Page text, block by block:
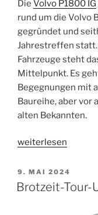
Die Volvo P1800 IG
rund um die Volvo
gegründet und
Jahrestreffen
Fahrzeuge steht
Mittelpunkt. Es
Begegnungen mit
Baureihe, aber vor
alten Bekannten.
„Jahrestreffen
Volvo
P1800
weiterlesen
VERÖFFENTLICHT
AM
9. MAI 2024
Brotzeit-Tour-